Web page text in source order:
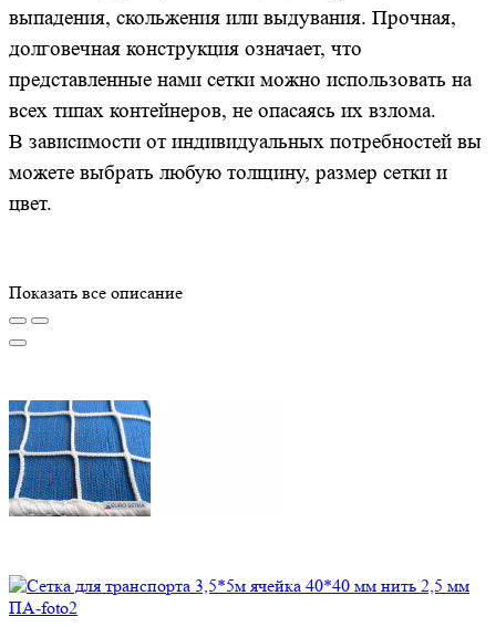
выпадения, скольжения или выдувания. Прочная,
долговечная конструкция означает, что
представленные нами сетки можно использовать на
всех типах контейнеров, не опасаясь их взлома.
В зависимости от индивидуальных потребностей вы
можете выбрать любую толщину, размер сетки и
цвет.
Показать все описание